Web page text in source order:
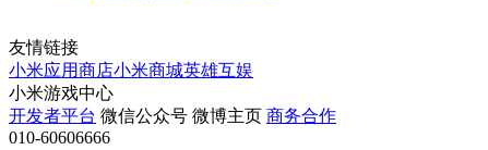
友情链接
小米应用商店小米商城英雄互娱
小米游戏中心
开发者平台 微信公众号 微博主页 商务合作
010-60606666